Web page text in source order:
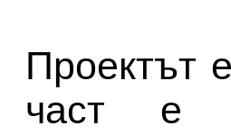
Проектът
част е